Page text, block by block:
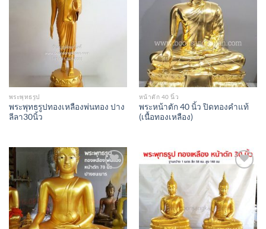
พระพุทธรูป
พระพุทธรูปทองเหลืองพ่นทอง ปาง
ลีลา30นิ้ว
หน้าตัก 40 นิ้ว
พระหน้าตัก 40 นิ้ว ปิดทองคำแท้
(เนื้อทองเหลือง)
Add to
Wishlist
Wishlist